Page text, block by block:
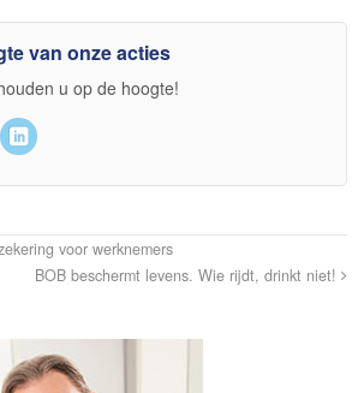
van onze acties
u op de hoogte!
voor werknemers
BOB beschermt levens. Wie rijdt, drinkt niet!